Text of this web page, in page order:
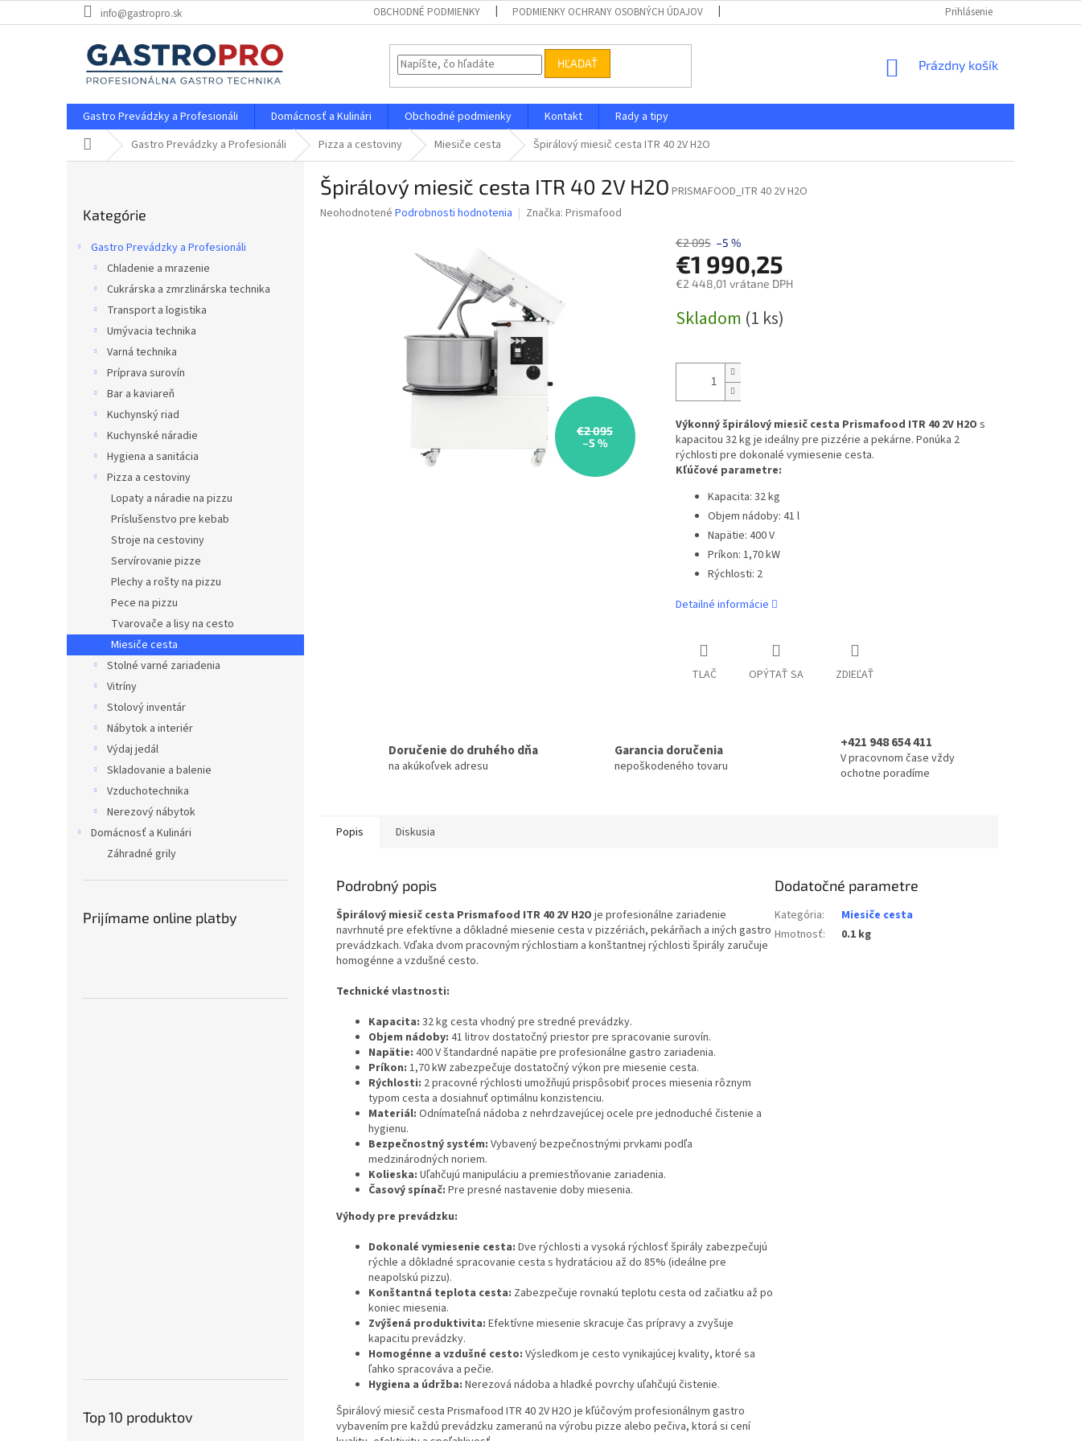
na
info@gastropro.sk OBCHODNÉ PODMIENKY PODMIENKY OCHRANY OSOBNÝCH ÚDAJOV DOPRAVA A PLATBA
Prihlásenie
HĽADAŤ
NÁKUPNÝ
Prázdny košík
Gastro Prevádzky a Profesionáli Domácnosť a Kulinári Obchodné podmienky Kontakt
Rady a tipy
Domov Gastro Prevádzky a Profesionáli Pizza a cestoviny Miesiče cesta Špirálový miesič cesta ITR 40 2V H2O
kategórie
Kategórie
Gastro Prevádzky a Profesionáli
Chladenie a mrazenie
Cukrárska a zmrzlinárska technika
Transport a logistika
Umývacia technika
Varná technika
Príprava surovín
Bar a kaviareň
Kuchynský riad
Kuchynské náradie
Hygiena a sanitácia
Pizza a cestoviny
Lopaty a náradie na pizzu
Príslušenstvo pre kebab
Stroje na cestoviny
Servírovanie pizze
Plechy a rošty na pizzu
Pece na pizzu
Tvarovače a lisy na cesto
Miesiče cesta
Stolné varné zariadenia
Vitríny
Stolový inventár
Nábytok a interiér
Výdaj jedál
Skladovanie a balenie
Vzduchotechnika
Nerezový nábytok
Domácnosť a Kulinári
Záhradné grily
Prijímame online platby
Top 10 produktov
Špirálový miesič cesta ITR 40 2V H2O PRISMAFOOD_ITR 40 2V H2O
Priemerné
Neohodnotené Podrobnosti hodnotenia Značka: Prismafood
€2 095
–5 %
€2 095 –5 %
€1 990,25
€2 448,01 vrátane DPH
cena:
Skladom (1 ks)
Výkonný špirálový miesič cesta Prismafood ITR 40 2V H2O s
kapacitou 32 kg je ideálny pre pizzérie a pekárne. Ponúka 2
rýchlosti pre dokonalé vymiesenie cesta.
Kľúčové parametre:
Kapacita: 32 kg
Objem nádoby: 41 l
Napätie: 400 V
Príkon: 1,70 kW
Rýchlosti: 2
Detailné informácie
TLAČ OPÝTAŤ SA ZDIEĽAŤ
Doručenie do druhého dňa
na akúkoľvek adresu
Garancia doručenia
nepoškodeného tovaru
+421 948 654 411
V pracovnom čase vždy
ochotne poradíme
Popis Diskusia
Podrobný popis
Špirálový miesič cesta Prismafood ITR 40 2V H2O je profesionálne zariadenie
navrhnuté pre efektívne a dôkladné miesenie cesta v pizzériách, pekárňach a iných gastro
prevádzkach. Vďaka dvom pracovným rýchlostiam a konštantnej rýchlosti špirály zaručuje
homogénne a vzdušné cesto.
Technické vlastnosti:
Kapacita: 32 kg cesta vhodný pre stredné prevádzky.
Objem nádoby: 41 litrov dostatočný priestor pre spracovanie surovín.
Napätie: 400 V štandardné napätie pre profesionálne gastro zariadenia.
Príkon: 1,70 kW zabezpečuje dostatočný výkon pre miesenie cesta.
Rýchlosti: 2 pracovné rýchlosti umožňujú prispôsobiť proces miesenia rôznym
typom cesta a dosiahnuť optimálnu konzistenciu.
Materiál: Odnímateľná nádoba z nehrdzavejúcej ocele pre jednoduché čistenie a
hygienu.
Bezpečnostný systém: Vybavený bezpečnostnými prvkami podľa
medzinárodných noriem.
Kolieska: Uľahčujú manipuláciu a premiestňovanie zariadenia.
Časový spínač: Pre presné nastavenie doby miesenia.
Výhody pre prevádzku:
Dokonalé vymiesenie cesta: Dve rýchlosti a vysoká rýchlosť špirály zabezpečujú
rýchle a dôkladné spracovanie cesta s hydratáciou až do 85% (ideálne pre
neapolskú pizzu).
Konštantná teplota cesta: Zabezpečuje rovnakú teplotu cesta od začiatku až po
koniec miesenia.
Zvýšená produktivita: Efektívne miesenie skracuje čas prípravy a zvyšuje
kapacitu prevádzky.
Homogénne a vzdušné cesto: Výsledkom je cesto vynikajúcej kvality, ktoré sa
ľahko spracováva a pečie.
Hygiena a údržba: Nerezová nádoba a hladké povrchy uľahčujú čistenie.
Špirálový miesič cesta Prismafood ITR 40 2V H2O je kľúčovým profesionálnym gastro
vybavením pre každú prevádzku zameranú na výrobu pizze alebo pečiva, ktorá si cení
Dodatočné parametre
Kategória:
Miesiče cesta
Hmotnosť: 0.1 kg